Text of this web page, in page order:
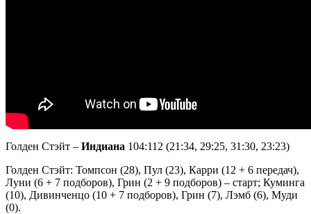
Голден Стэйт – Индиана 104:112 (21:34, 29:25, 31:30, 23:23)
Голден Стэйт: Томпсон (28), Пул (23), Карри (12 + 6 передач),
Луни (6 + 7 подборов), Грин (2 + 9 подборов) – старт; Куминга
(10), Дивинченцо (10 + 7 подборов), Грин (7), Лэмб (6), Муди
(0).